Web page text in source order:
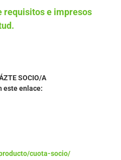
requisitos e impresos
SOCIO/A
este enlace:
cuota-socio/